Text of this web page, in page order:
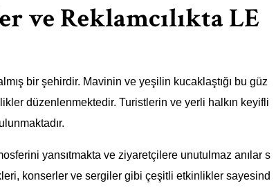
ve Reklamcılıkta LE
bir şehirdir. Mavinin ve yeşilin kucaklaştığı bu güz
düzenlenmektedir. Turistlerin ve yerli halkın keyifli
yansıtmakta ve ziyaretçilere unutulmaz anılar s
konserler ve sergiler gibi çeşitli etkinlikler sayesind